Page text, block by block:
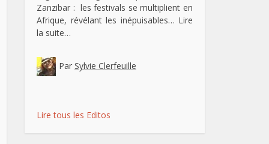
Zanzibar : les festivals se multiplient en
Afrique, révélant les inépuisables… Lire
la suite…
Par Sylvie Clerfeuille
Lire tous les Editos